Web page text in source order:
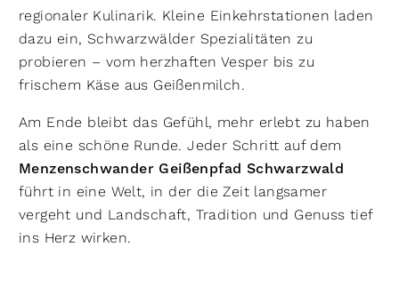
regionaler Kulinarik. Kleine Einkehrstationen laden
dazu ein, Schwarzwälder Spezialitäten zu
probieren – vom herzhaften Vesper bis zu
frischem Käse aus Geißenmilch.
Am Ende bleibt das Gefühl, mehr erlebt zu haben
als eine schöne Runde. Jeder Schritt auf dem
Menzenschwander Geißenpfad Schwarzwald
führt in eine Welt, in der die Zeit langsamer
vergeht und Landschaft, Tradition und Genuss tief
ins Herz wirken.